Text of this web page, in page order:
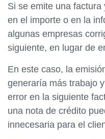
Si se emite una
en el importe o en la
algunas empresas
siguiente, en lugar de
En este caso, la
generaría más trabajo
error en la siguiente
una nota de crédito
innecesaria para el